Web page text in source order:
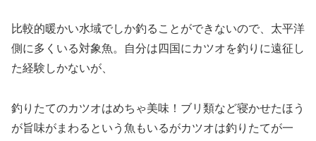
比較的暖かい水域でしか釣ることができないので、太平洋
側に多くいる対象魚。自分は四国にカツオを釣りに遠征し
た経験しかないが、
釣りたてのカツオはめちゃ美味！ブリ類など寝かせたほう
が旨味がまわるという魚もいるがカツオは釣りたてが一